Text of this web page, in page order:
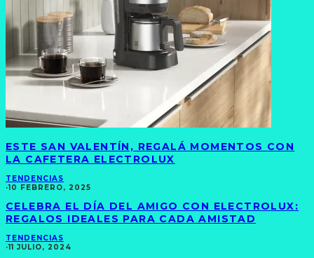
ESTE SAN VALENTÍN, REGALÁ MOMENTOS CON
LA CAFETERA ELECTROLUX
TENDENCIAS
·10 FEBRERO, 2025
CELEBRA EL DÍA DEL AMIGO CON ELECTROLUX:
REGALOS IDEALES PARA CADA AMISTAD
TENDENCIAS
·11 JULIO, 2024